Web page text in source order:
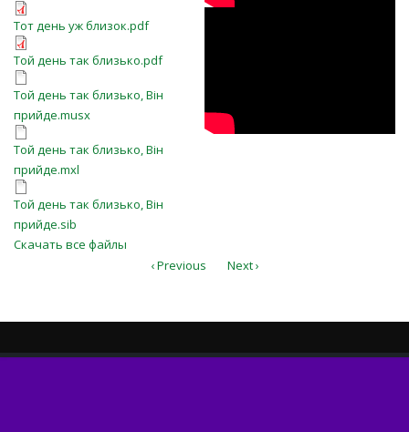
Тот день уж близок.pdf
Тот день уж близок.pdf
Той день так близько.pdf
Той день так близько.pdf
Той день так близько, Він
прийде.musx
Той день так близько, Він
прийде.musx
Той день так близько, Він
прийде.mxl
Той день так близько, Він
прийде.mxl
Той день так близько, Він
прийде.sib
Той день так близько, Він
прийде.sib
Скачать все файлы
‹ Previous Next ›